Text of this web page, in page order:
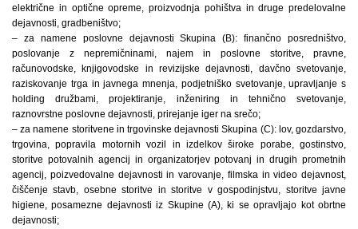
električne in optične opreme, proizvodnja pohištva in druge predelovalne
dejavnosti, gradbeništvo;
– za namene poslovne dejavnosti Skupina (B): finančno posredništvo,
poslovanje z nepremičninami, najem in poslovne storitve, pravne,
računovodske, knjigovodske in revizijske dejavnosti, davčno svetovanje,
raziskovanje trga in javnega mnenja, podjetniško svetovanje, upravljanje s
holding družbami, projektiranje, inženiring in tehnično svetovanje,
raznovrstne poslovne dejavnosti, prirejanje iger na srečo;
– za namene storitvene in trgovinske dejavnosti Skupina (C): lov, gozdarstvo,
trgovina, popravila motornih vozil in izdelkov široke porabe, gostinstvo,
storitve potovalnih agencij in organizatorjev potovanj in drugih prometnih
agencij, poizvedovalne dejavnosti in varovanje, filmska in video dejavnost,
čiščenje stavb, osebne storitve in storitve v gospodinjstvu, storitve javne
higiene, posamezne dejavnosti iz Skupine (A), ki se opravljajo kot obrtne
dejavnosti;